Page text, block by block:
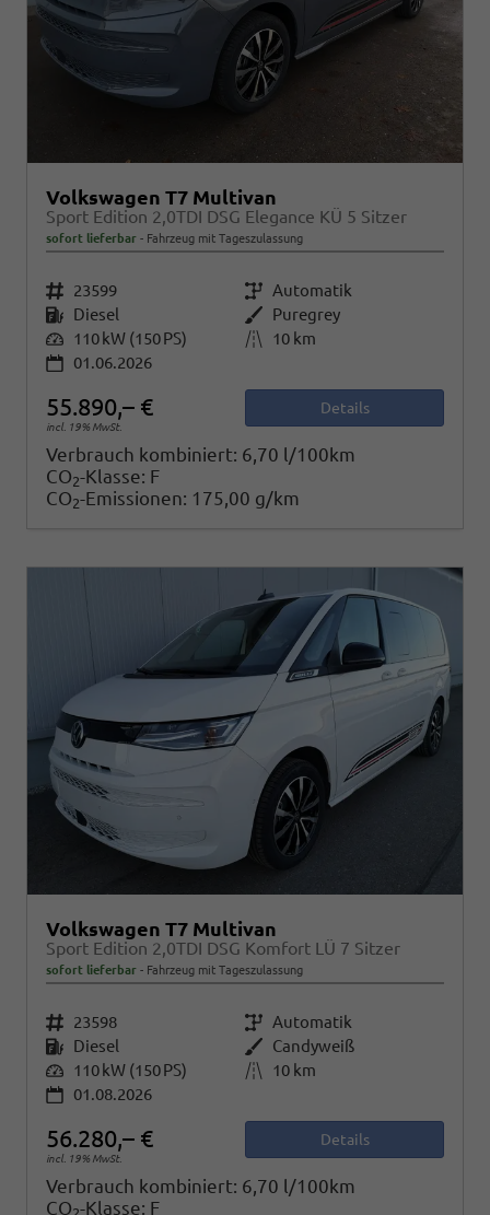
Volkswagen T7 Multivan
Sport Edition 2,0TDI DSG Elegance KÜ 5 Sitzer
sofort lieferbar Fahrzeug mit Tageszulassung
Fahrzeugnr. 23599 Getriebe Automatik
Kraftstoff Diesel Außenfarbe Puregrey
Leistung 110 kW (150 PS) Kilometerstand
10 km
01.06.2026
55.890,– €
incl. 19% MwSt.
Details
Verbrauch kombiniert: 6,70 l/100km
CO2-Klasse: F
CO2-Emissionen: 175,00 g/km
Volkswagen T7 Multivan
Sport Edition 2,0TDI DSG Komfort LÜ 7 Sitzer
sofort lieferbar Fahrzeug mit Tageszulassung
Fahrzeugnr. 23598 Getriebe Automatik
Kraftstoff Diesel Außenfarbe Candyweiß
Leistung 110 kW (150 PS) Kilometerstand
10 km
01.08.2026
56.280,– €
incl. 19% MwSt.
Details
Verbrauch kombiniert: 6,70 l/100km
CO -Klasse: F